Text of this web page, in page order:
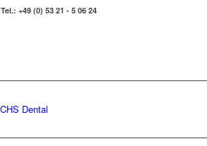
Tel.: +49 (0) 53 21 - 5 06 24